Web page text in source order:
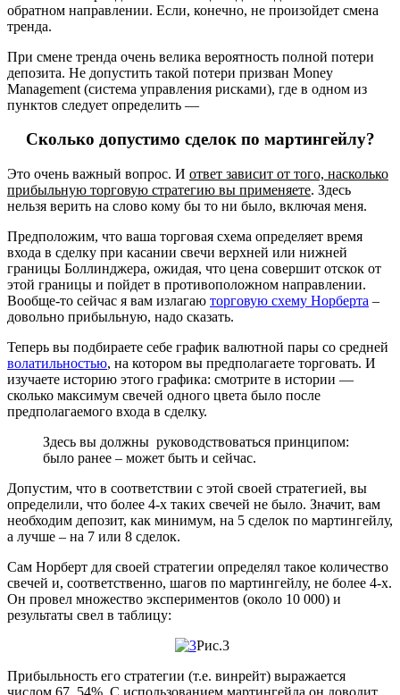
обратном направлении. Если, конечно, не произойдет смена
тренда.
При смене тренда очень велика вероятность полной потери
депозита. Не допустить такой потери призван Money
Management (система управления рисками), где в одном из
пунктов следует определить —
Сколько допустимо сделок по мартингейлу?
Это очень важный вопрос. И ответ зависит от того, насколько
прибыльную торговую стратегию вы применяете. Здесь
нельзя верить на слово кому бы то ни было, включая меня.
Предположим, что ваша торговая схема определяет время
входа в сделку при касании свечи верхней или нижней
границы Боллинджера, ожидая, что цена совершит отскок от
этой границы и пойдет в противоположном направлении.
Вообще-то сейчас я вам излагаю торговую схему Норберта –
довольно прибыльную, надо сказать.
Теперь вы подбираете себе график валютной пары со средней
волатильностью, на котором вы предполагаете торговать. И
изучаете историю этого графика: смотрите в истории —
сколько максимум свечей одного цвета было после
предполагаемого входа в сделку.
Здесь вы должны руководствоваться принципом:
было ранее – может быть и сейчас.
Допустим, что в соответствии с этой своей стратегией, вы
определили, что более 4-х таких свечей не было. Значит, вам
необходим депозит, как минимум, на 5 сделок по мартингейлу,
а лучше – на 7 или 8 сделок.
Сам Норберт для своей стратегии определял такое количество
свечей и, соответственно, шагов по мартингейлу, не более 4-х.
Он провел множество экспериментов (около 10 000) и
результаты свел в таблицу:
Рис.3
Прибыльность его стратегии (т.е. винрейт) выражается